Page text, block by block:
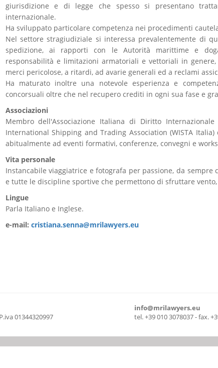
giurisdizione e di legge che spesso si presentano
internazionale.
Ha sviluppato particolare competenza nei procedimenti
Nel settore stragiudiziale si interessa prevalentemente di
spedizione, ai rapporti con le Autorità marittime e
responsabilità e limitazioni armatoriali e vettoriali in
merci pericolose, a ritardi, ad avarie generali ed a reclami
Ha maturato inoltre una notevole esperienza e
concorsuali oltre che nel recupero crediti in ogni sua fase e
Associazioni
Membro dell'Associazione Italiana di Diritto
International Shipping and Trading Association (WISTA
abitualmente ad eventi formativi, conferenze, convegni e
Vita personale
Instancabile viaggiatrice e fotografa per passione, da
e tutte le discipline sportive che permettono di sfruttare
Lingue
Parla Italiano e Inglese.
e-mail: cristiana.senna@mrilawyers.eu
01344320997
info@mrilawyers.eu
tel. +39 010 3078037 - fax.